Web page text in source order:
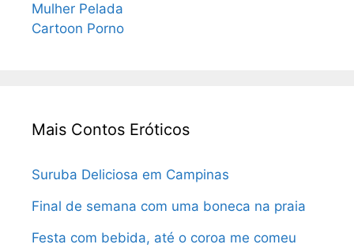
Mulher Pelada
Cartoon Porno
Mais Contos Eróticos
Suruba Deliciosa em Campinas
Final de semana com uma boneca na praia
Festa com bebida, até o coroa me comeu